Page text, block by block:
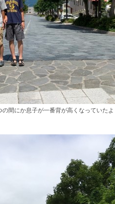
間にか息子が一番背が高くなっていたよ